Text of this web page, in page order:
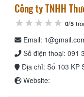
Công ty TNHH
★★★★★
★★★★★
★★★★★ 0/5
Email:
Số điện thoại: 091
Địa chỉ: Số 103 KP
Website: